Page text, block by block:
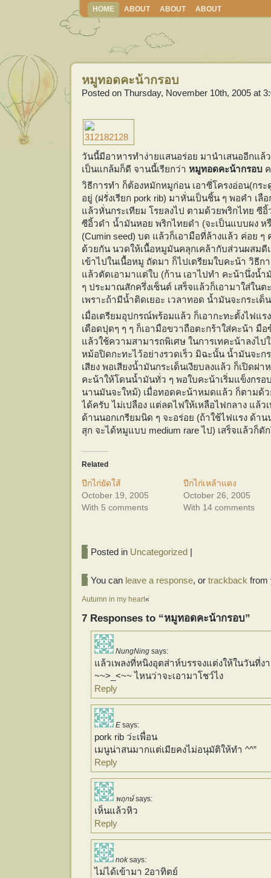
HOME ABOUT ABOUT ABOUT
หมูทอดคะน้ากรอบ
Posted on Thursday, November 10th, 2005 at
วันนี้มีอาหารทำง่ายแสนอร่อย มานำเสนออีกแ
เป็นแกล้มก็ดี จานนี้เรียกว่า หมูทอดคะน้ากรอบ
วิธีการทำ ก็ต้องหมักหมูก่อน เอาซี่โครงอ่อน(กร
อยู่ (ฝรั่งเรียก pork rib) มาหั่นเป็นชิ้น ๆ พอคำ เ
แล้วหั่นกระเทียม โรยลงไป ตามด้วยพริกไทย ซี
ซีอิ้วดำ น้ำมันหอย พริกไทยดำ (จะเป็นแบบผง ห
(Cumin seed) บด แล้วก็เอามือที่ล้างแล้ว ค่อย ๆ
ด้วยกัน นวดให้เนื้อหมูมันคลุกเคล้ากับส่วนผสม
เข้าไปในเนื้อหมู ถัดมา ก็ไปเตรียมใบคะน้า วิธีก
แล้วตัดเอามาแต่ใบ (ก้าน เอาไปทำ คะน้านึ่งน้
ๆ ประมาณสักครึ่งเซ็นต์ เสร็จแล้วก็เอามาใส่ใน
เพราะถ้ามีน้ำติดเยอะ เวลาทอด น้ำมันจะกระเ
เมื่อเตรียมอุปกรณ์พร้อมแล้ว ก็เอากะทะตั้งไฟแ
เดือดปุดๆ ๆ ๆ ก็เอามือขวาถือตะกร้าใส่คะน้า มื
แล้วใช้ความสามารถพิเศษ ในการเทคะน้าลงไป
หม้อปิดกะทะไว้อย่างรวดเร็ว มิฉะนั้น น้ำมันจะก
เสียง พอเสียงน้ำมันกระเด็นเงียบลงแล้ว ก็เปิดฝ
คะน้าให้โดนน้ำมันทั่ว ๆ พอใบคะน้าเริ่มแข็งกร
นานมันจะใหม้) เมื่อทอดคะน้าหมดแล้ว ก็ตามด้
ได้ครับ ไม่เปลือง แต่ลดไฟให้เหลือไฟกลาง แล้ว
ด้านนอกเกรียมนิด ๆ จะอร่อย (ถ้าใช้ไฟแรง ด้า
สุก จะได้หมูแบบ medium rare ไป) เสร็จแล้วก็ตั
Related
ปีกไก่ยัดใส้
October 19, 2005
With 5 comments
ปีกไก่เหล้าแดง
October 26, 2005
With 14 comments
Posted in Uncategorized |
You can leave a response, or trackback from
Autumn in my heart«
7 Responses to “หมูทอดคะน้ากรอบ”
NungNing says:
แล้วเพลงที่หนิงอุตส่าห์บรรจงแต่งให้ในวันที่ง
~~>_<~~ ไหนว่าจะเอามาโชว์ไง
Reply
E says:
pork rib ว่ะเพื่อน
เมนูน่าสนมากแต่เมียคงไม่อนุมัติให้ทำ ^^”
Reply
พฤกษ์ says:
เห็นแล้วหิว
Reply
nok says:
ไม่ได้เข้ามา 2อาทิตย์